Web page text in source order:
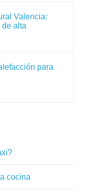
Valencia:
de alta
para
cocina